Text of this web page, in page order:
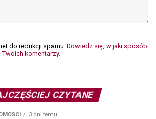
do redukcji spamu.Dowiedz się, w jaki sposób
komentarzy.
CZYTANE
3 dni temu